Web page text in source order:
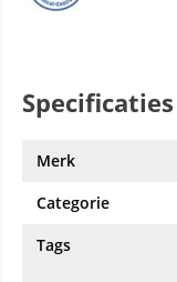
Specificaties
Merk
Categorie
Tags